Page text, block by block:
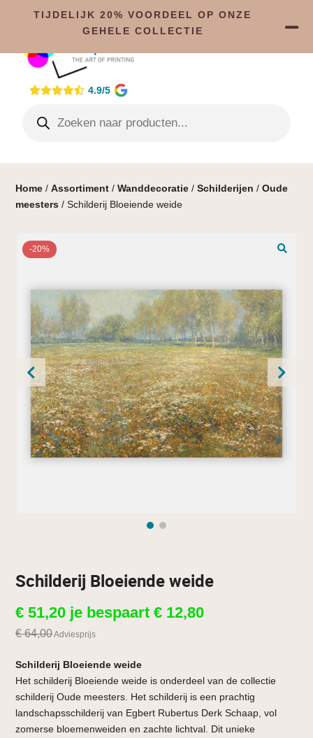
4.9/5
Home /Assortiment /Wanddecoratie /Schilderijen /Oude
meesters / Schilderij Bloeiende weide
-20%
Schilderij Bloeiende weide
€ 51,20 je bespaart€ 12,80
€64,00Adviesprijs
Schilderij Bloeiende weide
Het schilderij Bloeiende weide is onderdeel van de collectie
schilderij Oude meesters. Het schilderij is een prachtig
landschaps­schilderij van Egbert Rubertus Derk Schaap, vol
zomerse bloemenweiden en zachte lichtval. Dit unieke
TIJDELIJK 20% VOORDEEL OP ONZE
GEHELE COLLECTIE